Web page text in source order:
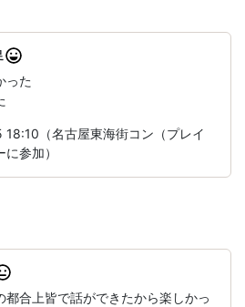
った
（名古屋東海街コン（プレイ
参加）
都合上皆で話ができたから楽しかっ